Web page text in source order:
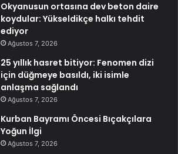
Okyanusun ortasına dev beton daire
koydular: Yükseldikçe halkı tehdit
ediyor
Ağustos 7, 2026
25 yıllık hasret bitiyor: Fenomen dizi
için düğmeye basıldı, iki isimle
anlaşma sağlandı
Ağustos 7, 2026
Kurban Bayramı Öncesi Bıçakçılara
Yoğun İlgi
Ağustos 7, 2026